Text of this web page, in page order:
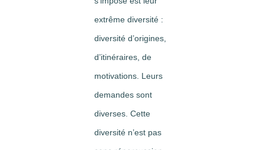
extrême diversité :
diversité d’origines,
d’itinéraires, de
motivations. Leurs
demandes sont
diverses. Cette
diversité n’est pas